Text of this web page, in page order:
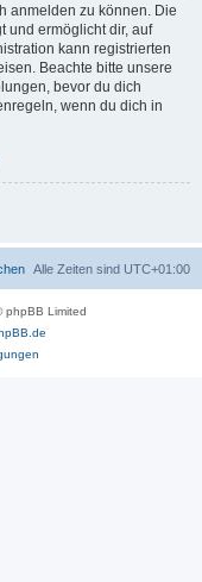
anmelden zu können. Die
und ermöglicht dir, auf
kann registrierten
Beachte bitte unsere
bevor du dich
wenn du dich in
Alle Zeiten sind UTC+01:00
phpBB Limited